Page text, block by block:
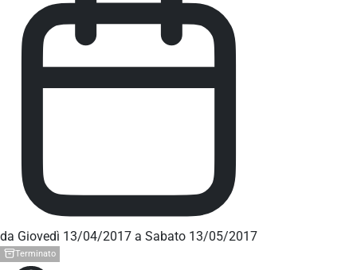
da Giovedì 13/04/2017 a Sabato 13/05/2017
Terminato